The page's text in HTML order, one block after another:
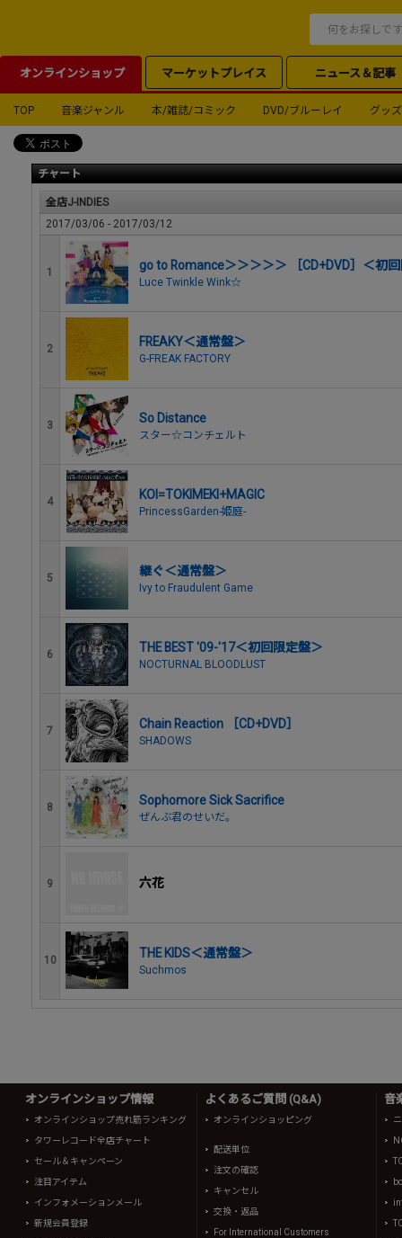
オンラインショップ マーケットプレイス ニュース＆記事
TOP 音楽ジャンル 本/雑誌/コミック DVD/ブルーレイ グッズ
チャート
全店J-INDIES
2017/03/06 - 2017/03/12
1 go to Romance＞＞＞＞＞ ［CD+DVD］＜初
Luce Twinkle Wink☆
2 FREAKY＜通常盤＞
G-FREAK FACTORY
3 So Distance
スター☆コンチェルト
4 KOI=TOKIMEKI+MAGIC
PrincessGarden-姫庭-
5 継ぐ＜通常盤＞
Ivy to Fraudulent Game
6 THE BEST '09-'17＜初回限定盤＞
NOCTURNAL BLOODLUST
7 Chain Reaction ［CD+DVD］
SHADOWS
8 Sophomore Sick Sacrifice
ぜんぶ君のせいだ。
9 六花
10 THE KIDS＜通常盤＞
Suchmos
オンラインショップ情報
オンラインショップ売れ筋ランキング
タワーレコード全店チャート
セール＆キャンペーン
注目アイテム
インフォメーションメール
新規会員登録
よくあるご質問 (Q&A)
オンラインショッピング
配送単位
注文の確認
キャンセル
交換・返品
For International Customers
音